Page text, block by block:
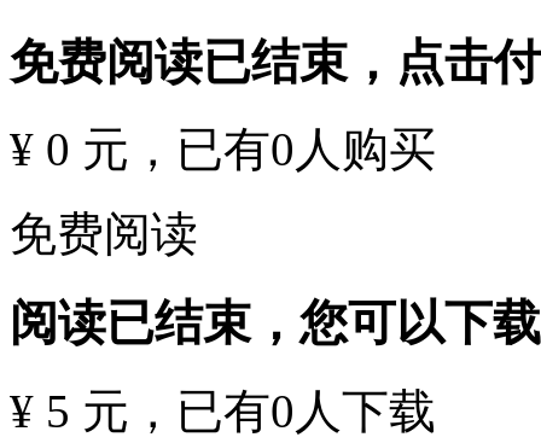
免费阅读已结束，点击
¥ 0 元 ，已有0 人购买
免费阅读
阅读已结束，您可以下
¥ 5 元 ，已有0 人下载